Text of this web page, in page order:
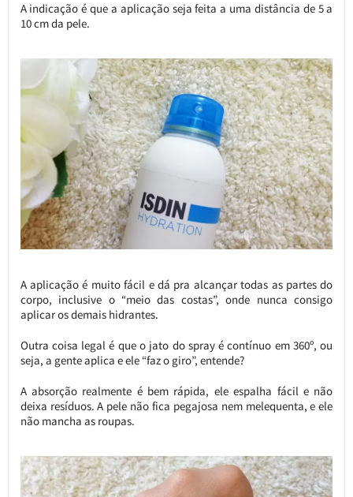
A indicação é que a aplicação seja feita a uma distância de 5 a
10 cm da pele.
A aplicação é muito fácil e dá pra alcançar todas as partes do
corpo, inclusive o “meio das costas”, onde nunca consigo
aplicar os demais hidrantes.
Outra coisa legal é que o jato do spray é contínuo em 360º, ou
seja, a gente aplica e ele “faz o giro”, entende?
A absorção realmente é bem rápida, ele espalha fácil e não
deixa resíduos. A pele não fica pegajosa nem melequenta, e ele
não mancha as roupas.